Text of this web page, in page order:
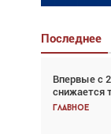
Последнее
Впервые с
снижается
Главное
Взгляд с
Главное